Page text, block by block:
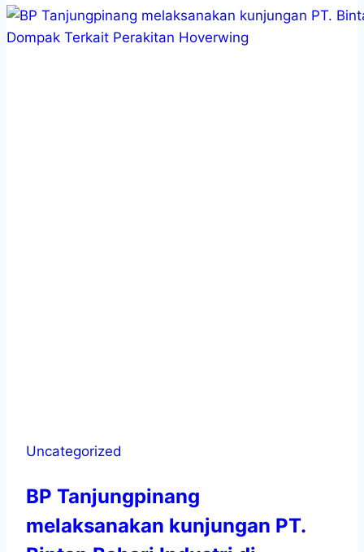
Uncategorized
BP Tanjungpinang
melaksanakan kunjungan PT.